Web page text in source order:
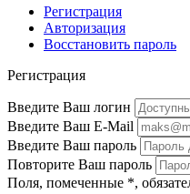
Регистрация
Авторизация
Восстановить пароль
Регистрация
Введите Ваш логин
Введите Ваш E-Mail
Введите Ваш пароль
Повторите Ваш пароль
Поля, помеченные *,